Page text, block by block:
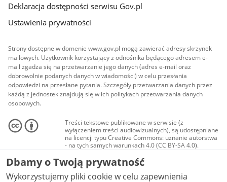
Deklaracja dostępności serwisu Gov.pl
Ustawienia prywatności
Strony dostępne w domenie www.gov.pl mogą zawierać adresy skrzynek
mailowych. Użytkownik korzystający z odnośnika będącego adresem e-
mail zgadza się na przetwarzanie jego danych (adres e-mail oraz
dobrowolnie podanych danych w wiadomości) w celu przesłania
odpowiedzi na przesłane pytania. Szczegóły przetwarzania danych przez
każdą z jednostek znajdują się w ich politykach przetwarzania danych
osobowych.
Treści tekstowe publikowane w serwisie (z
wyłączeniem treści audiowizualnych), są udostępniane
na licencji typu Creative Commons: uznanie autorstwa
- na tych samych warunkach 4.0 (CC BY-SA 4.0).
Materiały audiowizualne, w tym zdjęcia, materiały
audio i wideo, są udostępniane na licencji typu
Creative Commons: uznanie autorstwa użycie
niekomercyjne - bez utworów zależnych 4.0 (CC BY-
Dbamy o Twoją prywatność
Wykorzystujemy pliki cookie w celu zapewnienia